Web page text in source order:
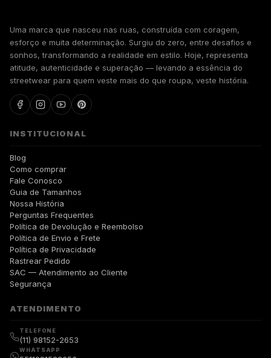
Uma marca que nasceu nas ruas, construída com coragem,
esforço e muita determinação. Surgiu do zero, entre desafios e
sonhos, transformando a realidade em estilo. Hoje, representa
atitude, autenticidade e superação — levando a essência do
streetwear para quem veste mais do que roupa, veste história.
INSTITUCIONAL
Blog
Como comprar
Fale Conosco
Guia de Tamanhos
Nossa História
Perguntas Frequentes
Política de Devolução e Reembolso
Política de Envio e Frete
Política de Privacidade
Rastrear Pedido
SAC — Atendimento ao Cliente
Segurança
ATENDIMENTO
TELEFONE
(11) 98152-2653
WHATSAPP